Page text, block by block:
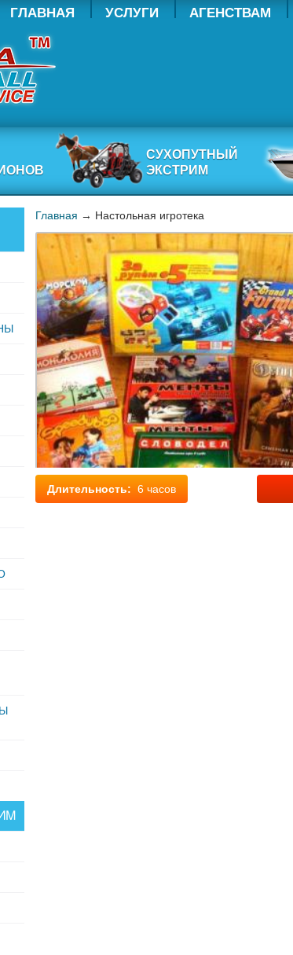
ГЛАВНАЯ УСЛУГИ АГЕНСТВАМ
СУХОПУТНЫЙ
ЭКСТРИМ
Главная → Настольная игротека
Длительность: 6 часов